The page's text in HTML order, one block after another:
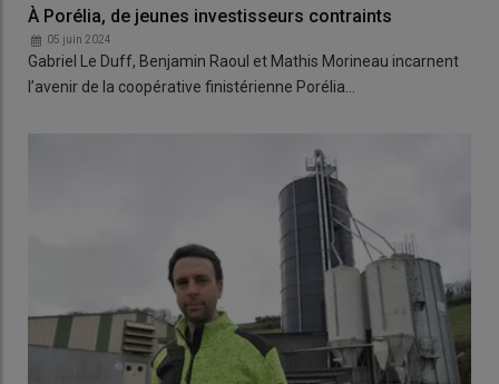
À Porélia, de jeunes investisseurs contraints
05 juin 2024
Gabriel Le Duff, Benjamin Raoul et Mathis Morineau incarnent
l’avenir de la coopérative finistérienne Porélia…